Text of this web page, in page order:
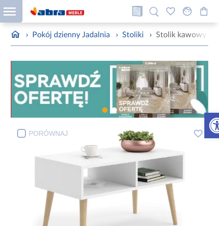
› Pokój dzienny Jadalnia › Stoliki › Stolik kawowy
PORÓWNAJ